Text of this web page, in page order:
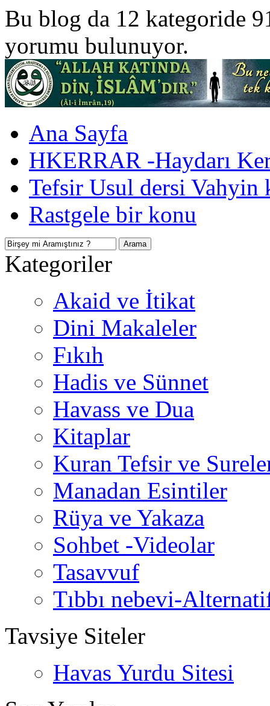
Bu blog da 12 kategoride
yorumu bulunuyor.
Ana Sayfa
HKERRAR -Haydarı
Tefsir Usul dersi Vahyin
Rastgele bir konu
Kategoriler
Akaid ve İtikat
Dini Makaleler
Fıkıh
Hadis ve Sünnet
Havass ve Dua
Kitaplar
Kuran Tefsir ve
Manadan Esintiler
Rüya ve Yakaza
Sohbet -Videolar
Tasavvuf
Tıbbı nebevi-
Tavsiye Siteler
Havas Yurdu Sitesi